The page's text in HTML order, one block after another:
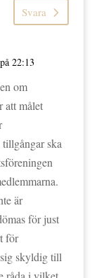
Svara
22:13
om
att målet
tillgångar ska
är
för just
för
skyldig till